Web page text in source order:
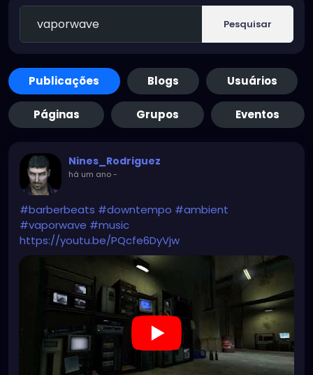
Pesquisar
Publicações Blogs Usuários
Páginas Grupos Eventos
Nines_Rodriguez
há um ano-
#barberbeats #downtempo #ambient
#vaporwave #music
https://youtu.be/PQcfe6DyVjw